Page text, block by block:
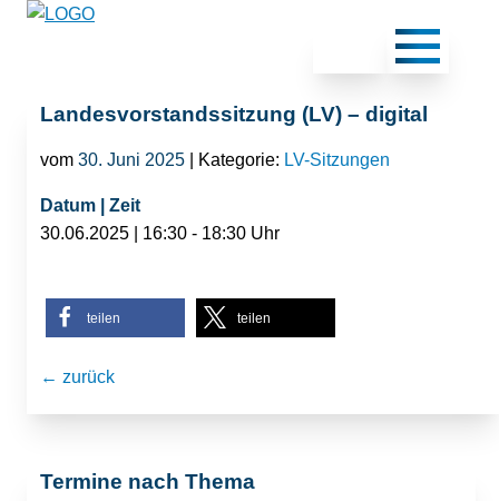
Landesvorstandssitzung (LV) – digital
vom 30. Juni 2025 | Kategorie: LV-Sitzungen
Datum | Zeit
30.06.2025 | 16:30 - 18:30 Uhr
teilen teilen
← zurück
Termine nach Thema